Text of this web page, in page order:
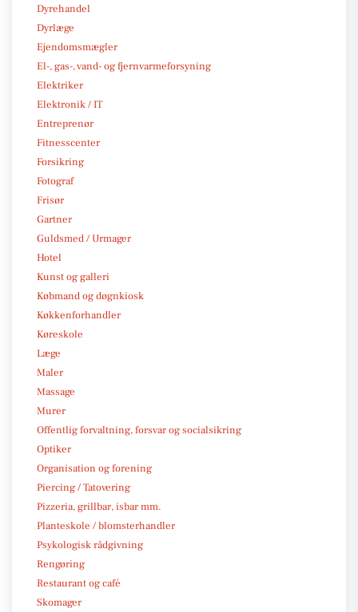
Dyrehandel
Dyrlæge
Ejendomsmægler
El-, gas-, vand- og fjernvarmeforsyning
Elektriker
Elektronik / IT
Entreprenør
Fitnesscenter
Forsikring
Fotograf
Frisør
Gartner
Guldsmed / Urmager
Hotel
Kunst og galleri
Købmand og døgnkiosk
Køkkenforhandler
Køreskole
Læge
Maler
Massage
Murer
Offentlig forvaltning, forsvar og socialsikring
Optiker
Organisation og forening
Piercing / Tatovering
Pizzeria, grillbar, isbar mm.
Planteskole / blomsterhandler
Psykologisk rådgivning
Rengøring
Restaurant og café
Skomager